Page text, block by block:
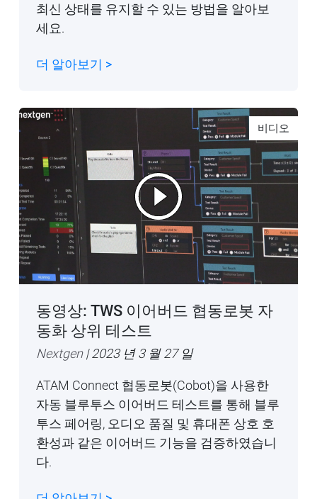
최신 상태를 유지할 수 있는 방법을 알아보
세요.
더 알아보기 >
비디오
동영상: TWS 이어버드 협동로봇 자
동화 상위 테스트
Nextgen| 2023 년 3 월 27 일
ATAM Connect 협동로봇(Cobot)을 사용한
자동 블루투스 이어버드 테스트를 통해 블루
투스 페어링, 오디오 품질 및 휴대폰 상호 호
환성과 같은 이어버드 기능을 검증하였습니
다.